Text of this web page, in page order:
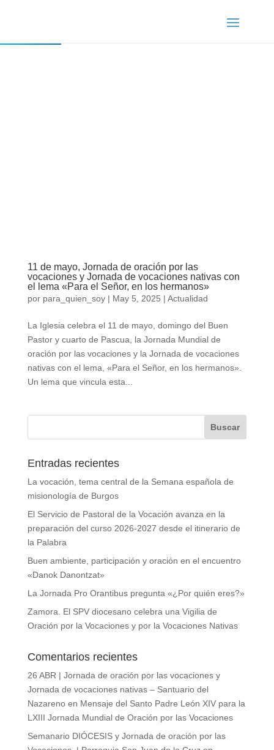
11 de mayo, Jornada de oración por las
vocaciones y Jornada de vocaciones nativas con
el lema «Para el Señor, en los hermanos»
por para_quien_soy| May 5, 2025 | Actualidad
La Iglesia celebra el 11 de mayo, domingo del Buen
Pastor y cuarto de Pascua, la Jornada Mundial de
oración por las vocaciones y la Jornada de vocaciones
nativas con el lema, «Para el Señor, en los hermanos».
Un lema que vincula esta...
Entradas recientes
La vocación, tema central de la Semana española de
misionología de Burgos
El Servicio de Pastoral de la Vocación avanza en la
preparación del curso 2026-2027 desde el itinerario de
la Palabra
Buen ambiente, participación y oración en el encuentro
«Danok Danontzat»
La Jornada Pro Orantibus pregunta «¿Por quién eres?»
Zamora. El SPV diocesano celebra una Vigilia de
Oración por la Vocaciones y por la Vocaciones Nativas
Comentarios recientes
26 ABR | Jornada de oración por las vocaciones y
Jornada de vocaciones nativas – Santuario del
Nazarenoen Mensaje del Santo Padre León XIV para la
LXIII Jornada Mundial de Oración por las Vocaciones
Semanario DIÓCESIS y Jornada de oración por las